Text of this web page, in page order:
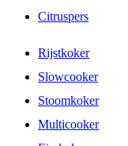
Citruspers
Rijstkoker
Slowcooker
Stoomkoker
Multicooker